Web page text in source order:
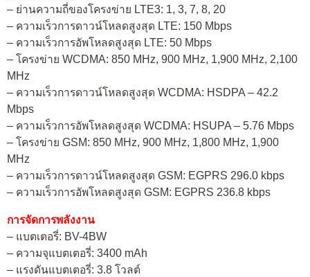
– ย่านความถี่ของโครงข่าย LTE3: 1, 3, 7, 8, 20
– ความเร็วการดาวน์โหลดสูงสุด LTE: 150 Mbps
– ความเร็วการอัพโหลดสูงสุด LTE: 50 Mbps
– โครงข่าย WCDMA: 850 MHz, 900 MHz, 1,900 MHz, 2,100
MHz
– ความเร็วการดาวน์โหลดสูงสุด WCDMA: HSDPA – 42.2
Mbps
– ความเร็วการอัพโหลดสูงสุด WCDMA: HSUPA – 5.76 Mbps
– โครงข่าย GSM: 850 MHz, 900 MHz, 1,800 MHz, 1,900
MHz
– ความเร็วการดาวน์โหลดสูงสุด GSM: EGPRS 296.0 kbps
– ความเร็วการอัพโหลดสูงสุด GSM: EGPRS 236.8 kbps
การจัดการพลังงาน
– แบตเตอรี่: BV-4BW
– ความจุแบตเตอรี่: 3400 mAh
– แรงดันแบตเตอรี่: 3.8 โวลต์